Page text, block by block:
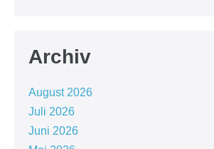
Archiv
August 2026
Juli 2026
Juni 2026